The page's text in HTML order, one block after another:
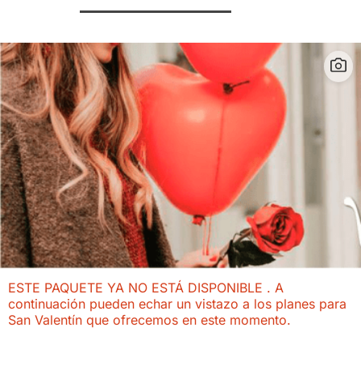
ESTE PAQUETE YA NO ESTÁ DISPONIBLE . A
continuación pueden echar un vistazo a los planes para
San Valentín que ofrecemos en este momento.